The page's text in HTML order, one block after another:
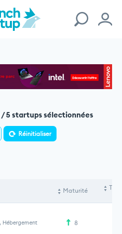
5 startups sélectionnées
Réinitialiser
Maturité
Hébergement 8